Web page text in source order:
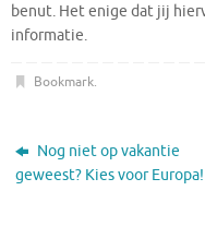
benut. Het enige dat jij
informatie.
Bookmark.
Nog niet op vakantie
geweest? Kies voor Europa!